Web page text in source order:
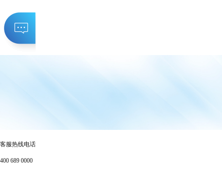
客服热线电话
400 689 0000